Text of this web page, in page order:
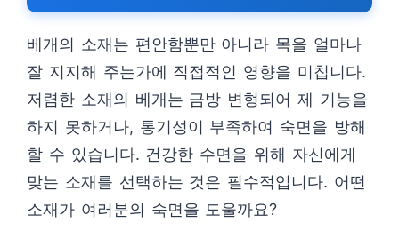
베개의 소재는 편안함뿐만 아니라 목을 얼마나
잘 지지해 주는가에 직접적인 영향을 미칩니다.
저렴한 소재의 베개는 금방 변형되어 제 기능을
하지 못하거나, 통기성이 부족하여 숙면을 방해
할 수 있습니다. 건강한 수면을 위해 자신에게
맞는 소재를 선택하는 것은 필수적입니다. 어떤
소재가 여러분의 숙면을 도울까요?